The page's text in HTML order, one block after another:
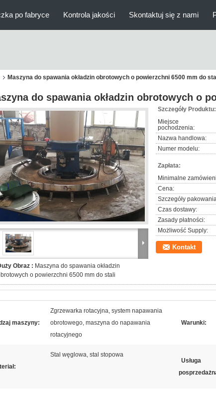
po fabryce Kontrola jakości Skontaktuj się z nami
Maszyna do spawania okładzin obrotowych o powierzchni 6500 mm do
do spawania okładzin obrotowych o
Obraz : Maszyna do spawania okładzin
o powierzchni 6500 mm do stali
Szczegóły Produktu:
Miejsce
pochodzenia:
Nazwa handlowa:
Numer modelu:
Zapłata:
Minimalne
Cena:
Szczegóły
Czas dostawy:
Zasady płatności:
Możliwość Supply:
Kontakt
maszyny:
Zgrzewarka rotacyjna, system napawania
obrotowego, maszyna do napawania
rotacyjnego
Warunki:
Stal węglowa, stal stopowa
Usługa